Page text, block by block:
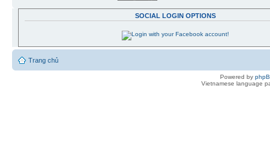
SOCIAL LOGIN OPTIONS
Trang chủ
Powered by
Vietnamese language